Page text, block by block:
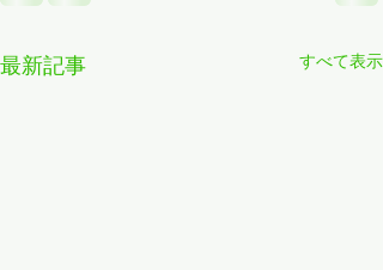
最新記事 すべて表示